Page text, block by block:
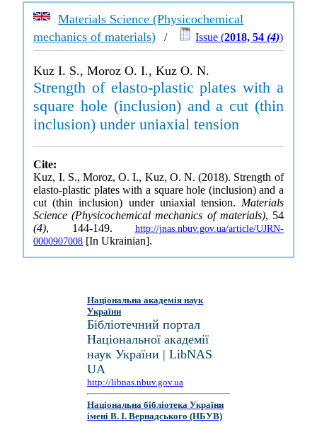
Materials Science (Physicochemical
mechanics of materials) / Issue (2018, 54(4))
Kuz I. S., Moroz O. I., Kuz O. N.
Strength of elasto-plastic plates with a
square hole (inclusion) and a cut (thin
inclusion) under uniaxial tension
Cite:
Kuz, I. S., Moroz, O. I., Kuz, O. N. (2018). Strength of
elasto-plastic plates with a square hole (inclusion) and a
cut (thin inclusion) under uniaxial tension. Materials
Science (Physicochemical mechanics of materials), 54
(4), 144-149. http://jnas.nbuv.gov.ua/article/UJRN-
0000907008 [In Ukrainian].
Національна академія наук
України
Бібліотечний портал
Національної академії
наук України | LibNAS
UA
http://libnas.nbuv.gov.ua
Національна бібліотека України
імені В. І. Вернадського (НБУВ)